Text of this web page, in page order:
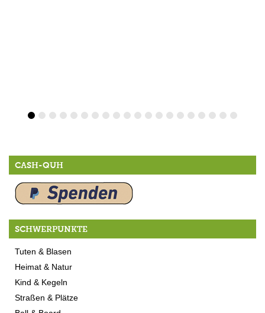
CASH-QUH
SCHWERPUNKTE
Tuten & Blasen
Heimat & Natur
Kind & Kegeln
Straßen & Plätze